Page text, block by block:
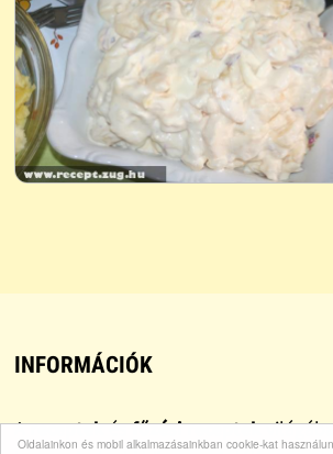
Oldalainkon és mobil alkalmazásainkban cookie-kat
INFORMÁCIÓK
Areceptekésfőzési receptek